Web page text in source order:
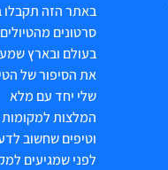
באתר הזה תקבלו
סרטונים
בעולם ובארץ
את הסיפור של
שלי יחד עם מלא
המלצות למקומות
וטיפים שחשוב
לפני שמגיעים